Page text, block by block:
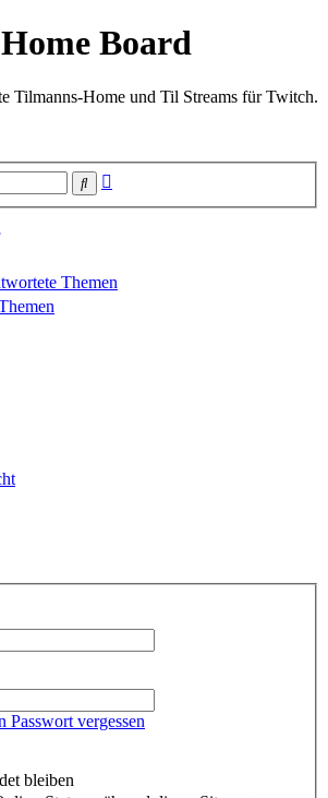
Board
Tilmanns-Home und Til Streams für Twitch.
Suche
Themen
Passwort vergessen
bleiben